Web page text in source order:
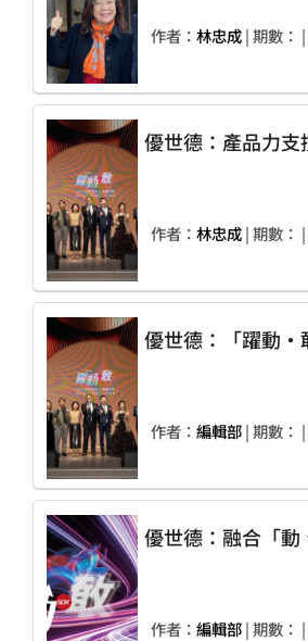
作者： 林忠成| 期數：
優世德：產品力
作者： 林忠成| 期數：
優世德：「躍動‧
作者： 編輯部| 期數：
作者： 編輯部| 期數：